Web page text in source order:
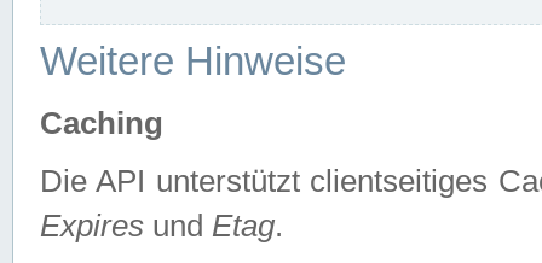
Weitere Hinweise
Caching
Die API unterstützt clientseitiges
Expires und Etag.